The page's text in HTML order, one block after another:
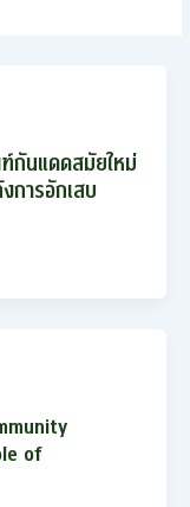
กันแดดสมัยใหม่
การอักเสบ
of